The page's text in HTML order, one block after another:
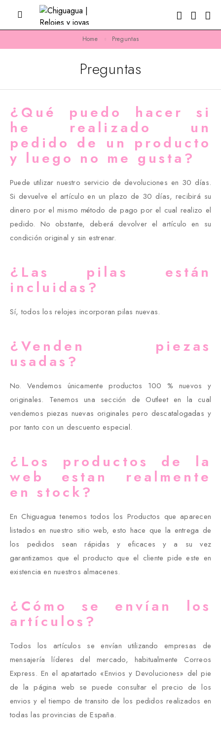
Home Preguntas
Preguntas
¿Qué puedo hacer si
he realizado un
pedido de un producto
y luego no me gusta?
Puede utilizar nuestro servicio de devoluciones en 30 días.
Si devuelve el artículo en un plazo de 30 días, recibirá su
dinero por el mismo método de pago por el cual realizo el
pedido. No obstante, deberá devolver el artículo en su
condición original y sin estrenar.
¿Las pilas están
incluidas?
Sí, todos los relojes incorporan pilas nuevas.
¿Venden piezas
usadas?
No. Vendemos únicamente productos 100 % nuevos y
originales. Tenemos una sección de Outleet en la cual
vendemos piezas nuevas originales pero descatalogadas y
por tanto con un descuento especial.
¿Los productos de la
web estan realmente
en stock?
En Chiguagua tenemos todos los Productos que aparecen
listados en nuestro sitio web, esto hace que la entrega de
los pedidos sean rápidas y eficaces y a su vez
garantizamos que el producto que el cliente pide este en
existencia en nuestros almacenes.
¿Cómo se envían los
artículos?
Todos los artículos se envían utilizando empresas de
mensajería líderes del mercado, habitualmente Correos
Express. En el apatartado «Envios y Devoluciones» del pie
de la página web se puede consultar el precio de los
envios y el tiempo de transito de los pedidos realizados en
todas las provincias de España.